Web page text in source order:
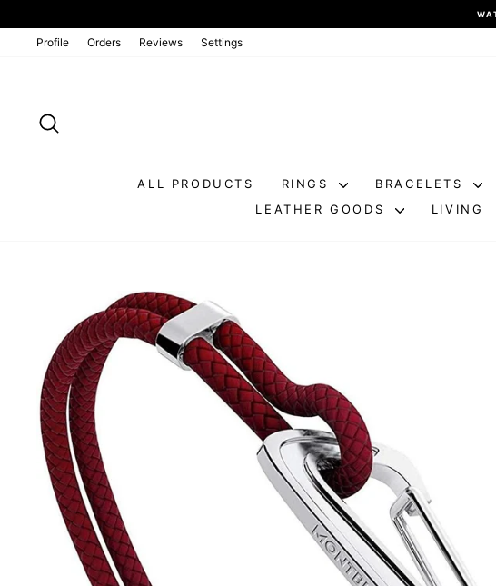
to
Profile Orders Reviews Settings
ALL PRODUCTS RINGS BRACELETS
LEATHER GOODS
LIVING